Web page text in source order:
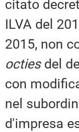
citato
ILVA del
2015, non
octiesdel
con
nel
d'impresa